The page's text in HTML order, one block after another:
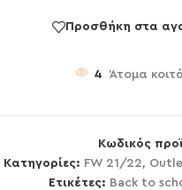
Προσθήκη στα
4 Άτομα
Κωδικός
Κατηγορίες: FW 21/22,
Ετικέτες: Back to